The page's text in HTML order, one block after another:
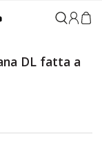
Accedi
DL fatta a